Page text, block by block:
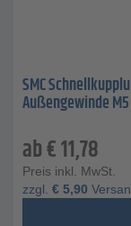
SMC
Außengewinde
ab€11,78
Preis inkl. MwSt.
zzgl. € 5,90